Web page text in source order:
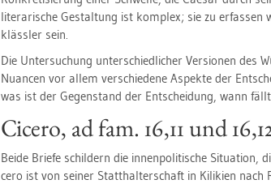
li­te­ra­ri­sche Ge­stal­tung ist kom­plex; sie zu
kläss­ler sein.
Die Un­ter­su­chung un­ter­schied­li­cher Ver­sio­nen des
Nu­an­cen vor allem ver­schie­de­ne As­pek­te der
was ist der Ge­gen­stand der Ent­schei­dung, wann
Ci­ce­ro, ad fam. 16,11 und
Beide Brie­fe schil­dern die in­nen­po­li­ti­sche Si­tua­ti­on,
ce­ro ist von sei­ner Statt­hal­ter­schaft in Ki­li­ki­en